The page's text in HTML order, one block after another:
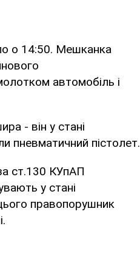
о 14:50. Мешканка
автомобіль і
- він у стані
пневматичний пістолет.
ст.130 КУпАП
у стані
правопорушник